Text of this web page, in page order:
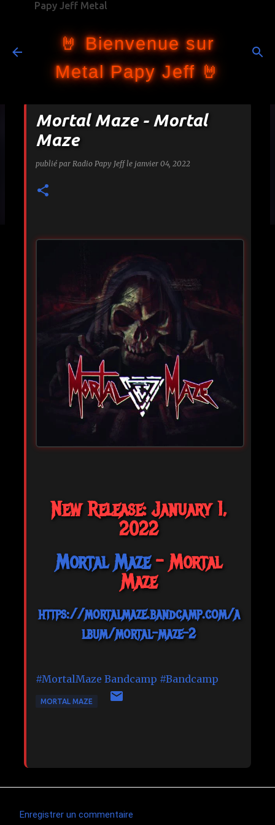
Papy Jeff Metal
🤘 Bienvenue sur
Metal Papy Jeff 🤘
Mortal Maze - Mortal
Maze
publié par Radio Papy Jeff le janvier 04, 2022
New Release: January 1,
2022
Mortal Maze- Mortal
Maze
https://mortalmaze.bandcamp.com/a
lbum/mortal-maze-2
#MortalMaze Bandcamp #Bandcamp
MORTAL MAZE
Enregistrer un commentaire